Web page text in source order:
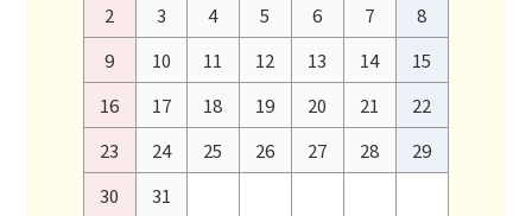
2
3 4 5 6 7
8
9
10 11 12 13 14
15
16
17 18 19 20 21
22
23
24 25 26 27 28
29
30
31